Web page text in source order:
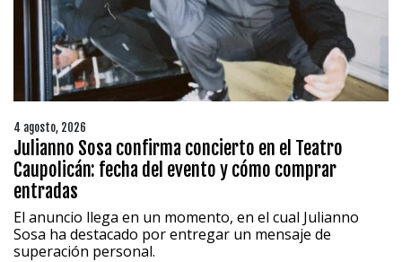
4 agosto, 2026
Julianno Sosa confirma concierto en el Teatro
Caupolicán: fecha del evento y cómo comprar
entradas
El anuncio llega en un momento, en el cual Julianno
Sosa ha destacado por entregar un mensaje de
superación personal.